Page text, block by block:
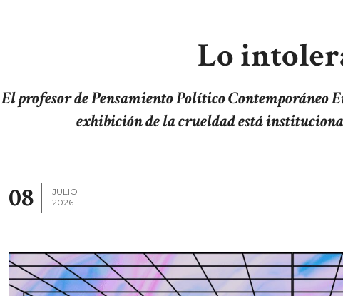
Lo
El profesor de Pensamiento Político
exhibición de la crueldad está
08
JULIO
2026